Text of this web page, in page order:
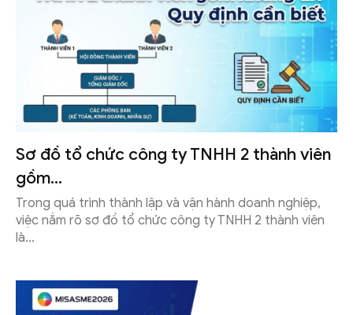
Sơ đồ tổ chức công ty TNHH 2 thành viên
gồm...
Trong quá trình thành lập và vận hành doanh nghiệp,
việc nắm rõ sơ đồ tổ chức công ty TNHH 2 thành viên
là...